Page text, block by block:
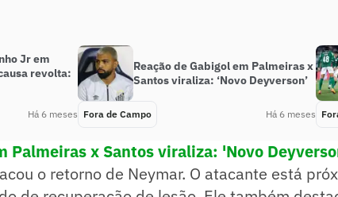
Jr em
revolta:
Há 6 meses
Reação de Gabigol em Palmeiras x
Santos viraliza: ‘Novo Deyverson’
Fora de Campo Há 6 meses
Palmeiras x Santos viraliza: 'Novo
o retorno de Neymar. O atacante está